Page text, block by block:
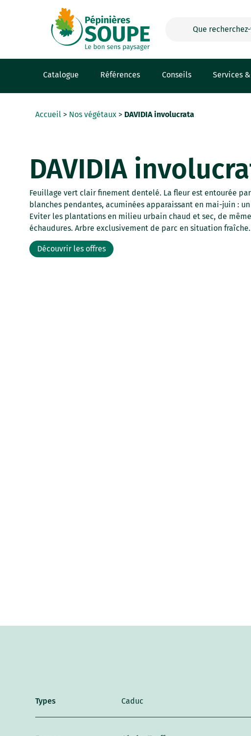
Catalogue Références Conseils Services
Accueil > Nos végétaux > DAVIDIA involucrata
DAVIDIA
Feuillage vert clair finement dentelé. La fleur est entourée
blanches pendantes, acuminées apparaissant en mai-juin :
Eviter les plantations en milieu urbain chaud et sec, de
échaudures. Arbre exclusivement de parc en situation fraîche.
Découvrir les offres
Types Caduc